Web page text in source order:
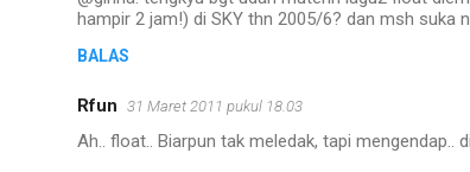
hampir 2 jam!) di SKY thn 2005/6? dan msh suka
BALAS
Rfun 31 Maret 2011 pukul 18.03
Ah.. float.. Biarpun tak meledak, tapi mengendap..